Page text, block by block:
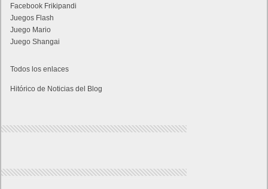
Facebook Frikipandi
Juegos Flash
Juego Mario
Juego Shangai
Todos los enlaces
Hitórico de Noticias del Blog